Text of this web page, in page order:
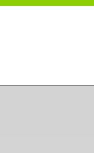
Direkt zum Inhalt